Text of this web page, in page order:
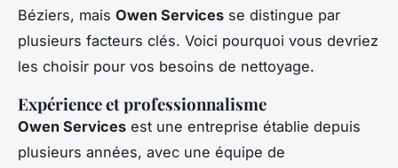
Béziers, mais Owen Services se distingue par
plusieurs facteurs clés. Voici pourquoi vous devriez
les choisir pour vos besoins de nettoyage.
Expérience et professionnalisme
Owen Services est une entreprise établie depuis
plusieurs années, avec une équipe de